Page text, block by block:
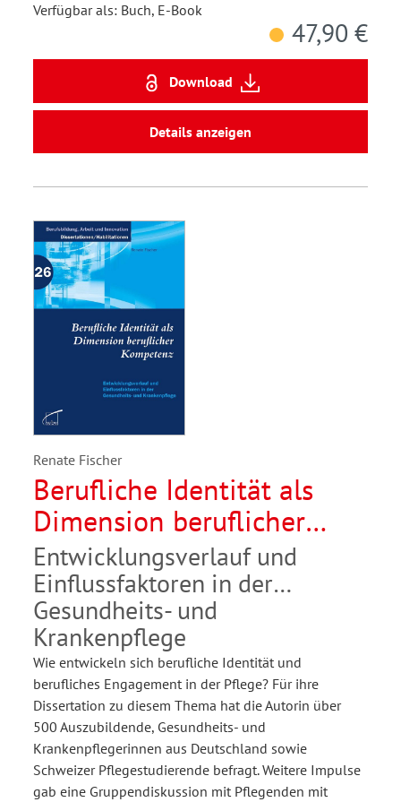
Verfügbar als: Buch, E-Book
47,90 €
Download
Details anzeigen
Renate Fischer
Berufliche Identität als
Dimension beruflicher
Kompetenz
Entwicklungsverlauf und
Einflussfaktoren in der
Gesundheits- und
Krankenpflege
Wie entwickeln sich berufliche Identität und
berufliches Engagement in der Pflege? Für ihre
Dissertation zu diesem Thema hat die Autorin über
500 Auszubildende, Gesundheits- und
Krankenpflegerinnen aus Deutschland sowie
Schweizer Pflegestudierende befragt. Weitere Impulse
gab eine Gruppendiskussion mit Pflegenden mit